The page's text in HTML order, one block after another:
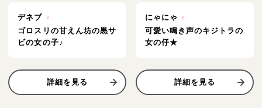
デネブ ♀
ゴロスリの甘えん坊の黒サ
ビの女の子♪
詳細を見る
にゃにゃ ♀
可愛い鳴き声のキジトラの
女の仔★
詳細を見る